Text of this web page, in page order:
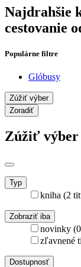
Najdrahšie
cestovanie
Populárne filtre
Glóbusy
Zúžiť výber
Zoradiť
Zúžiť výber
Typ
kniha (2
Zobraziť iba
novinky
zľavnené
Dostupnosť